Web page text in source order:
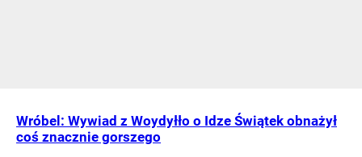
Wróbel: Wywiad z Woydyłło o Idze Świątek obnażył
coś znacznie gorszego